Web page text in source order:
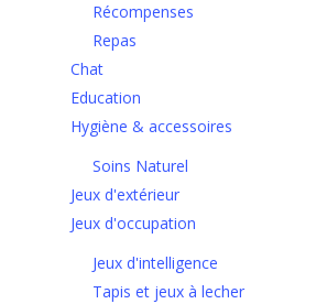
Récompenses
Repas
Chat
Education
Hygiène & accessoires
Soins Naturel
Jeux d'extérieur
Jeux d'occupation
Jeux d'intelligence
Tapis et jeux à lecher